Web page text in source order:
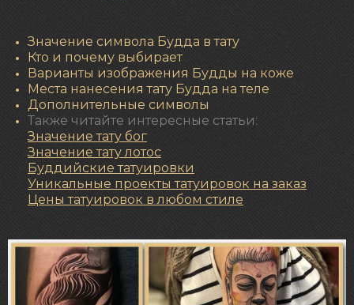
Значение символа Будда в тату
Кто и почему выбирает
Варианты изображения Будды на коже
Места нанесения тату Будда на теле
Дополнительные символы
Также читайте интересные статьи:
Значение тату бог
Значениетату лотос
Буддийские татуировки
Уникальные проекты татуировок на заказ
Цены татуировок в любом стиле